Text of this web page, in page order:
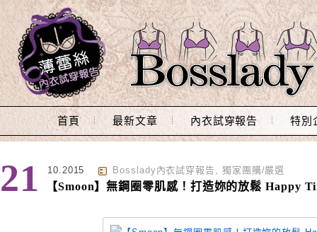
Main Menu
首頁 最新文章 內衣試穿報告 特別
21 10.2015 Bosslady內衣試穿報告 , 獨家團購/嚴選
【Smoon】無鋼圈零肌感！打造妳的放鬆 Happy